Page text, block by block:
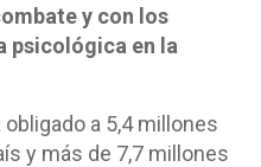
y con los
psicológica en la
a 5,4 millones
y más de 7,7 millones